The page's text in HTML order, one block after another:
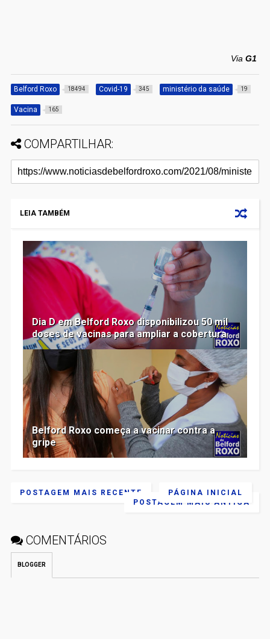
ViaG1
Belford Roxo 18494 Covid-19 345 ministério da saúde 19
Vacina 165
COMPARTILHAR:
LEIA TAMBÉM
Dia D em Belford Roxo disponibilizou 50 mil
doses de vacinas para ampliar a cobertura
Belford Roxo começa a vacinar contra a
gripe
POSTAGEM MAIS RECENTE
POSTAGEM MAIS ANTIGA
PÁGINA INICIAL
COMENTÁRIOS
BLOGGER